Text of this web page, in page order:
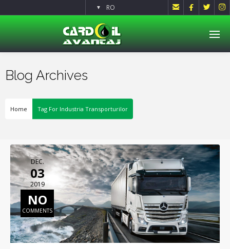
RO
▼    
Blog Archives
Home Tag For Industria Transporturilor
DEC.
03
2019
NO
COMMENTS